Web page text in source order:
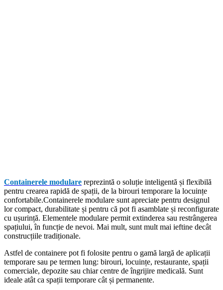
Containerele modulare reprezintă o soluție inteligentă și flexibilă
pentru crearea rapidă de spații, de la birouri temporare la locuințe
confortabile.Containerele modulare sunt apreciate pentru designul
lor compact, durabilitate și pentru că pot fi asamblate și reconfigurate
cu ușurință. Elementele modulare permit extinderea sau restrângerea
spațiului, în funcție de nevoi. Mai mult, sunt mult mai ieftine decât
construcțiile tradiționale.
Astfel de containere pot fi folosite pentru o gamă largă de aplicații
temporare sau pe termen lung: birouri, locuințe, restaurante, spații
comerciale, depozite sau chiar centre de îngrijire medicală. Sunt
ideale atât ca spații temporare cât și permanente.